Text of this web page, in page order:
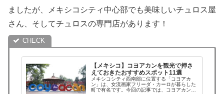
ましたが、メキシコシティ中心部でも美味しいチュロス屋
さん、そしてチュロスの専門店があります！
【メキシコ】コヨアカンを観光で押さ
えておきたおすすめスポット11選
メキシコシティ西南部に位置する「コヨアカ
ン」は、女流画家フリーダ・カーロが暮らした
町で有名です。今回の記事では、コヨアカン観